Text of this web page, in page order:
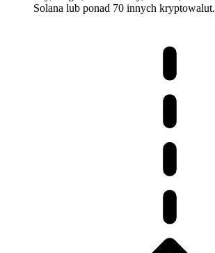
Solana lub ponad 70 innych kryptowalut.